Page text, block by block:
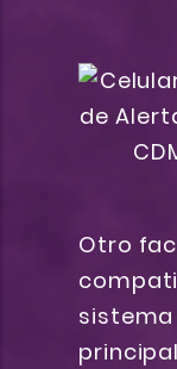
Otro